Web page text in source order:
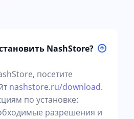
NashStore?
посетите
nashstore.ru/download.
по установке:
разрешения и